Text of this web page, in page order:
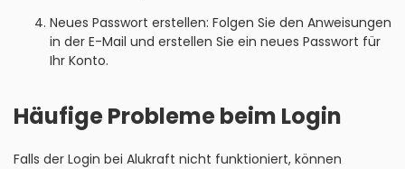
Neues Passwort erstellen: Folgen Sie den Anweisungen
in der E-Mail und erstellen Sie ein neues Passwort für
Ihr Konto.
Häufige Probleme beim Login
Falls der Login bei Alukraft nicht funktioniert, können